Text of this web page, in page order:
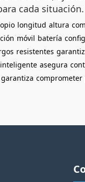
cada situación.
longitud altura
móvil batería
resistentes
inteligente asegura
garantiza comprometer